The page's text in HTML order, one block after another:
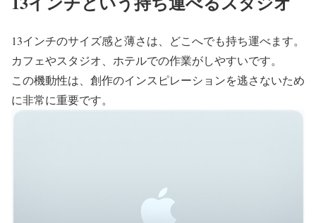
13インチのサイズ感と薄さは、どこへでも持ち運べます。
カフェやスタジオ、ホテルでの作業がしやすいです。
この機動性は、創作のインスピレーションを逃さないため
に非常に重要です。